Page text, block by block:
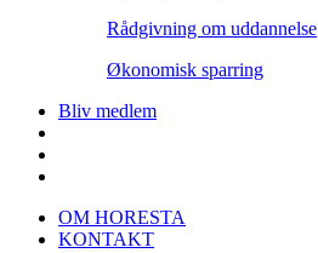
Rådgivning om uddannelse
Økonomisk sparring
Bliv medlem
OM HORESTA
KONTAKT